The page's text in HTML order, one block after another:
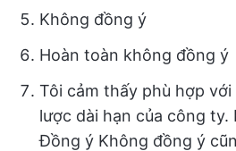
Không đồng ý
Hoàn toàn không đồng ý
Tôi cảm thấy phù hợp
lược dài hạn của công
Đồng ý Không đồng ý